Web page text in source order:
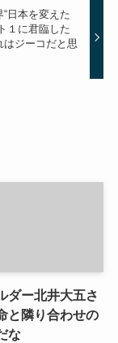
日本を変えた
１に君臨した
ジーコだと思
ダー北井大五さ
と隣り合わせの
な